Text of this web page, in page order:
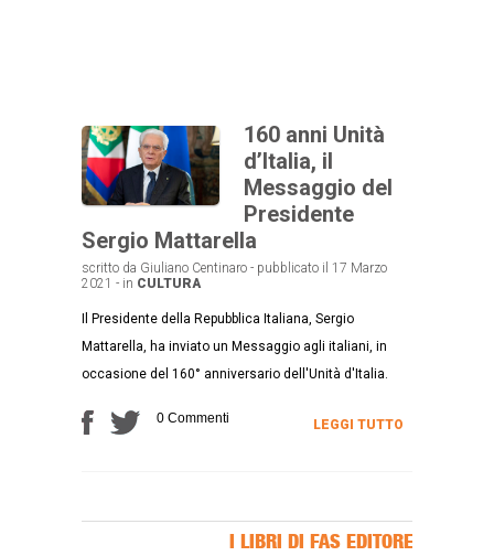
160 anni Unità
d’Italia, il
Messaggio del
Presidente
Sergio Mattarella
scritto da Giuliano Centinaro - pubblicato il 17 Marzo
2021 - in CULTURA
Il Presidente della Repubblica Italiana, Sergio
Mattarella, ha inviato un Messaggio agli italiani, in
occasione del 160° anniversario dell'Unità d'Italia.
0 Commenti LEGGI TUTTO
I LIBRI DI FAS EDITORE